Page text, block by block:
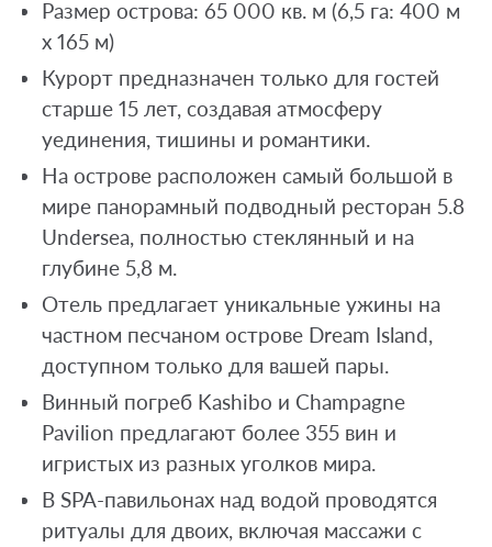
Размер острова: 65 000 кв. м (6,5 га: 400 м
х 165 м)
Курорт предназначен только для гостей
старше 15 лет, создавая атмосферу
уединения, тишины и романтики.
На острове расположен самый большой в
мире панорамный подводный ресторан 5.8
Undersea, полностью стеклянный и на
глубине 5,8 м.
Отель предлагает уникальные ужины на
частном песчаном острове Dream Island,
доступном только для вашей пары.
Винный погреб Kashibo и Champagne
Pavilion предлагают более 355 вин и
игристых из разных уголков мира.
В SPA-павильонах над водой проводятся
ритуалы для двоих, включая массажи с